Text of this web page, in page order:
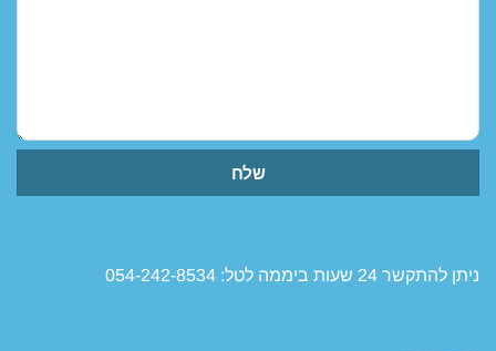
ניתן להתקשר 24 שעות ביממה לטל: 054-242-8534